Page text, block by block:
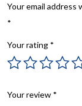
Your email address
*
Your rating *
Your review *